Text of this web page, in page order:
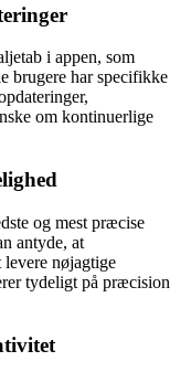
i appen, som
brugere har specifikke
om kontinuerlige
og mest præcise
antyde, at
nøjagtige
tydeligt på præcision